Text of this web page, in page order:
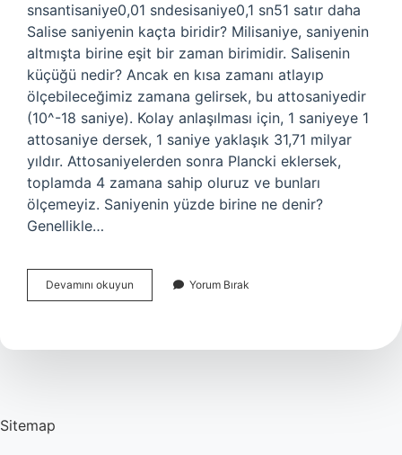
snsantisaniye0,01 sndesisaniye0,1 sn51 satır daha
Salise saniyenin kaçta biridir? Milisaniye, saniyenin
altmışta birine eşit bir zaman birimidir. Salisenin
küçüğü nedir? Ancak en kısa zamanı atlayıp
ölçebileceğimiz zamana gelirsek, bu attosaniyedir
(10^-18 saniye). Kolay anlaşılması için, 1 saniyeye 1
attosaniye dersek, 1 saniye yaklaşık 31,71 milyar
yıldır. Attosaniyelerden sonra Plancki eklersek,
toplamda 4 zamana sahip oluruz ve bunları
ölçemeyiz. Saniyenin yüzde birine ne denir?
Genellikle…
Devamını okuyun Saniyenin
Binde
Yorum Bırak
Sitemap